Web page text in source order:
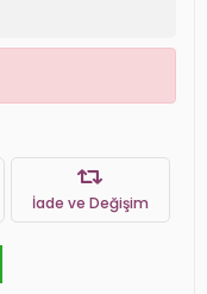
İade ve Değişim